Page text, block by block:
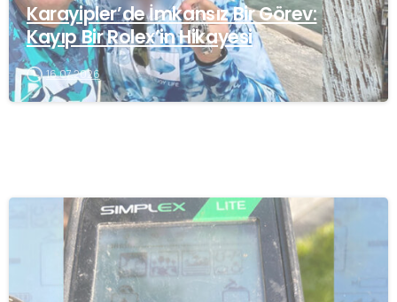
Karayipler’de İmkansız Bir Görev:
Kayıp Bir Rolex’in Hikayesi
16.07.2026